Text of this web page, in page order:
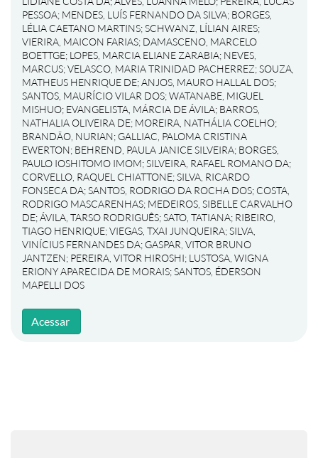
PESSOA; MENDES, LUÍS FERNANDO DA SILVA; BORGES,
LÉLIA CAETANO MARTINS;SCHWANZ, LÍLIAN AIRES;
VIERIRA, MAICON FARIAS; DAMASCENO, MARCELO
BOETTGE; LOPES, MARCIA ELIANE ZARABIA; NEVES,
MARCUS;VELASCO, MARIA TRINIDAD PACHERREZ;SOUZA,
MATHEUS HENRIQUE DE;ANJOS, MAURO HALLAL DOS;
SANTOS, MAURÍCIO VILAR DOS;WATANABE, MIGUEL
MISHUO; EVANGELISTA, MÁRCIA DE ÁVILA; BARROS,
NATHALIA OLIVEIRA DE; MOREIRA, NATHÁLIA COELHO;
BRANDÃO, NURIAN; GALLIAC, PALOMA CRISTINA
EWERTON; BEHREND, PAULA JANICE SILVEIRA; BORGES,
PAULO IOSHITOMO IMOM;SILVEIRA, RAFAEL ROMANO DA;
CORVELLO, RAQUEL CHIATTONE;SILVA, RICARDO
FONSECA DA;SANTOS, RODRIGO DA ROCHA DOS; COSTA,
RODRIGO MASCARENHAS; MEDEIROS, SIBELLE CARVALHO
DE;ÁVILA, TARSO RODRIGUÊS;SATO, TATIANA; RIBEIRO,
TIAGO HENRIQUE;VIEGAS, TXAI JUNQUEIRA;SILVA,
VINÍCIUS FERNANDES DA; GASPAR, VITOR BRUNO
JANTZEN; PEREIRA, VITOR HIROSHI; LUSTOSA, WIGNA
ERIONY APARECIDA DE MORAIS;SANTOS, ÉDERSON
MAPELLI DOS
Acessar